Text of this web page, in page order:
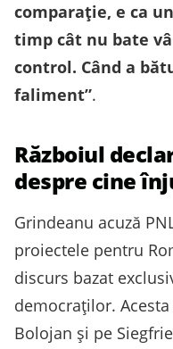
comparație, e ca
timp cât nu bate
control. Când a
faliment”.
Războiul
despre cine
Grindeanu acuză
proiectele pentru
discurs bazat
democraților.
Bolojan și pe